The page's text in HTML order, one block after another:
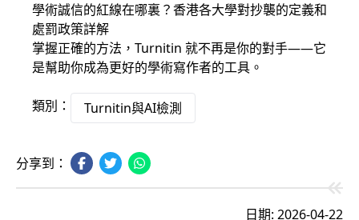
學術誠信的紅線在哪裏？香港各大學對抄襲的定義和
處罰政策詳解
掌握正確的方法，Turnitin 就不再是你的對手——它
是幫助你成為更好的學術寫作者的工具。
類別： Turnitin與AI檢測
分享到：
日期: 2026-04-22